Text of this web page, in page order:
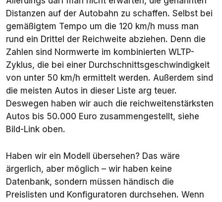
Distanzen auf der Autobahn zu schaffen. Selbst bei
gemäßigtem Tempo um die 120 km/h muss man
rund ein Drittel der Reichweite abziehen. Denn die
Zahlen sind Normwerte im kombinierten WLTP-
Zyklus, die bei einer Durchschnittsgeschwindigkeit
von unter 50 km/h ermittelt werden. Außerdem sind
die meisten Autos in dieser Liste arg teuer.
Deswegen haben wir auch die reichweitenstärksten
Autos bis 50.000 Euro zusammengestellt, siehe
Bild-Link oben.
Haben wir ein Modell übersehen? Das wäre
ärgerlich, aber möglich – wir haben keine
Datenbank, sondern müssen händisch die
Preislisten und Konfiguratoren durchsehen. Wenn